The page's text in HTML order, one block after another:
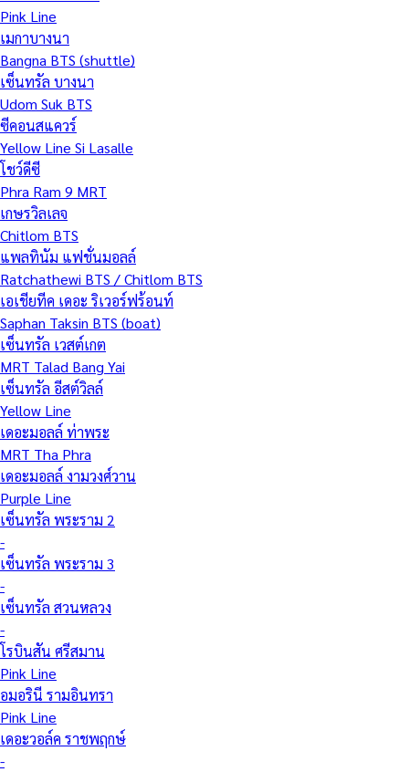
Pink Line
เมกาบางนา
Bangna BTS (shuttle)
เซ็นทรัล บางนา
Udom Suk BTS
ซีคอนสแควร์
Yellow Line Si Lasalle
โชว์ดีซี
Phra Ram 9 MRT
เกษรวิลเลจ
Chitlom BTS
แพลทินัม แฟชั่นมอลล์
Ratchathewi BTS / Chitlom BTS
เอเชียทีค เดอะ ริเวอร์ฟร้อนท์
Saphan Taksin BTS (boat)
เซ็นทรัล เวสต์เกต
MRT Talad Bang Yai
เซ็นทรัล อีสต์วิลล์
Yellow Line
เดอะมอลล์ ท่าพระ
MRT Tha Phra
เดอะมอลล์ งามวงศ์วาน
Purple Line
เซ็นทรัล พระราม 2
-
เซ็นทรัล พระราม 3
-
เซ็นทรัล สวนหลวง
-
โรบินสัน ศรีสมาน
Pink Line
อมอรินี รามอินทรา
Pink Line
เดอะวอล์ค ราชพฤกษ์
-